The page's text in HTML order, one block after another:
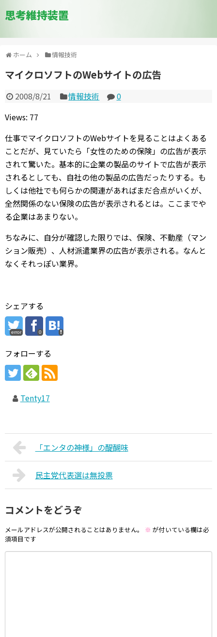
思考維持装置
ホーム 情報技術
マイクロソフトのWebサイトの広告
2008/8/21 情報技術
0
Views: 77
仕事でマイクロソフトのWebサイトを見ることはよくある
ことだが、見ていたら「女性のための保険」の広告が表示
されて驚いた。基本的に企業の製品のサイトで広告が表示
されるとしても、自社の他の製品の広告だったりする。も
しくは他社でも何らかの関連があればまだ合点がいくが、
全然関係のない保険の広告が表示されるとは。ここまでや
る企業はあまりない。
ちなみに、自分が確認した限りでは、保険、不動産（マン
ション販売）、人材派遣業界の広告が表示される。なんと
なくそれっぽい業界。
シェアする
error 0
フォローする
Tenty17
「エンタの神様」の醍醐味
民主党代表選は無投票
コメントをどうぞ
メールアドレスが公開されることはありません。 ※ が付いている欄は必
須項目です